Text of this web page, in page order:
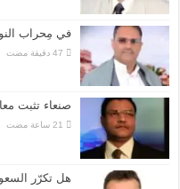
في مِحراب
صنعاء تثبت
هل تكرّر